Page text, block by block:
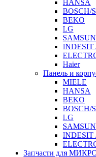
HANSA
BOSCH/
BEKO
LG
INDESIT
Haier
Панель и
MIELE
HANSA
BEKO
BOSCH/
LG
INDESIT
Запчасти для